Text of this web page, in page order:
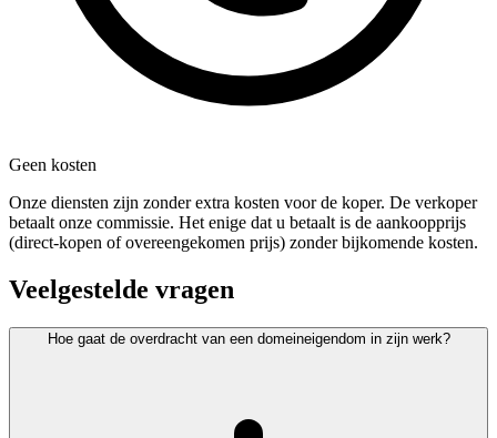
Geen kosten
Onze diensten zijn zonder extra kosten voor de koper. De verkoper
betaalt onze commissie. Het enige dat u betaalt is de aankoopprijs
(direct-kopen of overeengekomen prijs) zonder bijkomende kosten.
Veelgestelde vragen
Hoe gaat de overdracht van een domeineigendom in zijn werk?